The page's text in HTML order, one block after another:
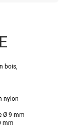
bois,
nylon
Ø 9 mm
mm